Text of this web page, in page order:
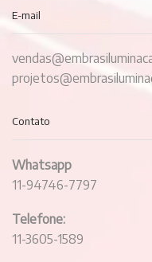
E-mail
Contato
Whatsapp
11-94746-7797
Telefone:
11-3605-1589